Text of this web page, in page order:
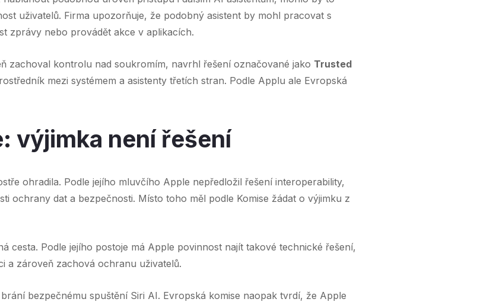
uživatelů. Firma upozorňuje, že podobný asistent by mohl pracovat s
zprávy nebo provádět akce v aplikacích.
zachoval kontrolu nad soukromím, navrhl řešení označované jako Trusted
mezi systémem a asistenty třetích stran. Podle Applu ale Evropská
výjimka není řešení
ohradila. Podle jejího mluvčího Apple nepředložil řešení interoperability,
ochrany dat a bezpečnosti. Místo toho měl podle Komise žádat o výjimku z
cesta. Podle jejího postoje má Apple povinnost najít takové technické řešení,
a zároveň zachová ochranu uživatelů.
bezpečnému spuštění Siri AI. Evropská komise naopak tvrdí, že Apple